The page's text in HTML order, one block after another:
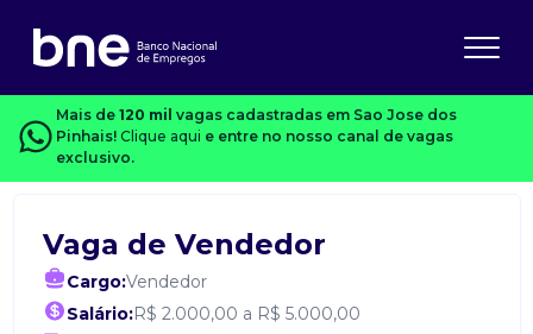
Mais de 120 mil vagas cadastradas em Sao Jose dos
Pinhais! Clique aqui e entre no nosso canal de vagas
exclusivo.
Vaga de Vendedor
Cargo:Vendedor
Salário:R$ 2.000,00 a R$ 5.000,00